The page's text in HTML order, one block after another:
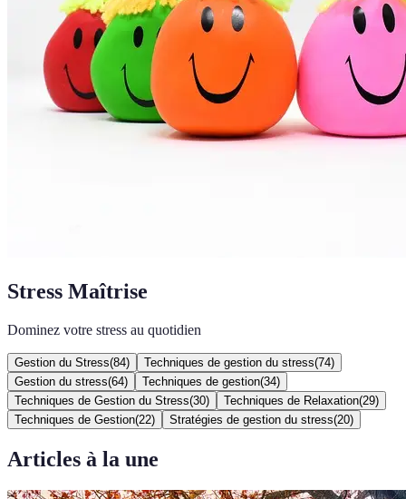
Stress Maîtrise
Dominez votre stress au quotidien
Gestion du Stress(84) Techniques de gestion du stress(74)
Gestion du stress(64) Techniques de gestion(34)
Techniques de Gestion du Stress(30) Techniques de Relaxation(29)
Techniques de Gestion(22) Stratégies de gestion du stress(20)
Articles à la une